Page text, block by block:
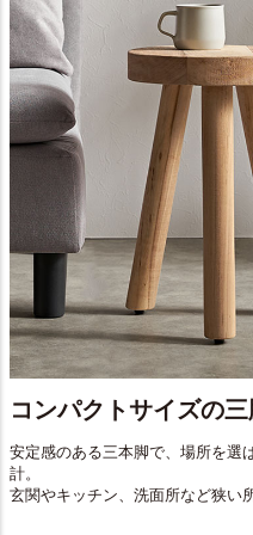
コンパクトサイズの
安定感のある三本脚で、場所を選
計。
玄関やキッチン、洗面所など狭い